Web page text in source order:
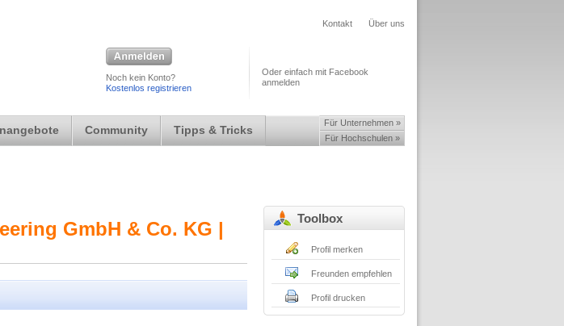
Kontakt Über uns
Noch kein Konto?
Kostenlos registrieren
Oder einfach mit Facebook
anmelden
Community Tipps & Tricks
Für Unternehmen »
Für Hochschulen »
GmbH & Co. KG |
Toolbox
Profil merken
Freunden empfehlen
Profil drucken